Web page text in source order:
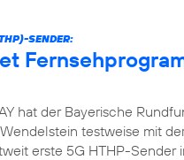
SENDER:
hat der Bayerische
testweise mit
erste 5G HTHP-Sender